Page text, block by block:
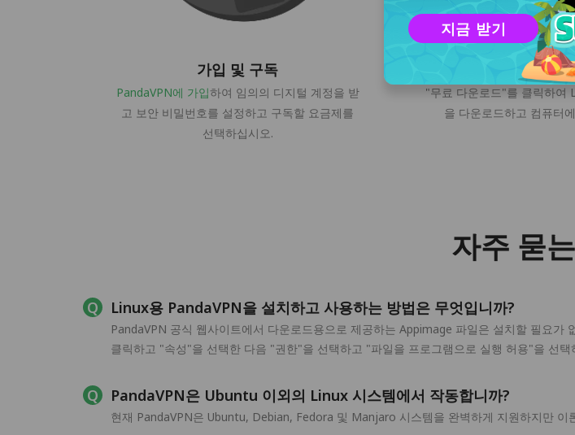
가입 및 구독
PandaVPN에 가입하여 임의의 디지털 계정을 받
고 보안 비밀번호를 설정하고 구독할 요금제를
선택하십시오.
다운로드
"무료 다운로드"를 클릭하여
을 다운로드하고 컴퓨터
자주 묻
Linux용 PandaVPN을 설치하고 사용하는 방법은 무엇입니까?
PandaVPN 공식 웹사이트에서 다운로드용으로 제공하는 Appimage 파일은 설치할 필요
클릭하고 "속성"을 선택한 다음 "권한"을 선택하고 "파일을 프로그램으로 실행 허용"을 선
PandaVPN은 Ubuntu 이외의 Linux 시스템에서 작동합니까?
현재 PandaVPN은 Ubuntu, Debian, Fedora 및 Manjaro 시스템을 완벽하게 지원하지만
지금 받기